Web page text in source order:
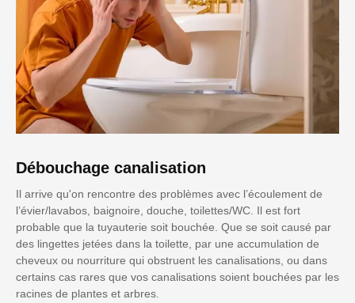
Débouchage canalisation
Il arrive qu'on rencontre des problèmes avec l’écoulement de
l’évier/lavabos, baignoire, douche, toilettes/WC. Il est fort
probable que la tuyauterie soit bouchée. Que se soit causé par
des lingettes jetées dans la toilette, par une accumulation de
cheveux ou nourriture qui obstruent les canalisations, ou dans
certains cas rares que vos canalisations soient bouchées par les
racines de plantes et arbres.